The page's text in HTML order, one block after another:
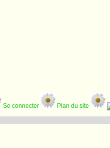
Se connecter Plan du site